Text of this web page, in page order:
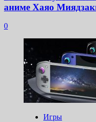
аниме Хаяо
0
Игры